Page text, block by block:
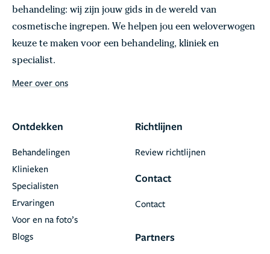
behandeling: wij zijn jouw gids in de wereld van
cosmetische ingrepen. We helpen jou een weloverwogen
keuze te maken voor een behandeling, kliniek en
specialist.
Meer over ons
Ontdekken
Behandelingen
Klinieken
Specialisten
Ervaringen
Voor en na foto’s
Blogs
Richtlijnen
Review richtlijnen
Contact
Contact
Partners